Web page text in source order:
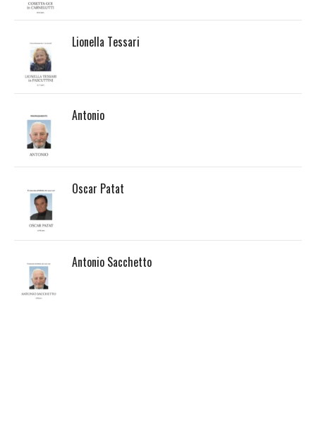
Lionella Tessari
Antonio
Oscar Patat
Antonio Sacchetto